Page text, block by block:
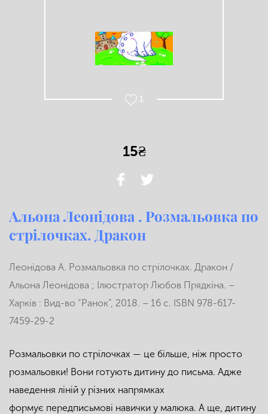
1
15₴
Альона Леонідова . Розмальовка по
стрілочках. Дракон
Леонідова А. Розмальовка по стрілочках. Дракон /
Альона Леонідова ; Ілюстратор Любов Прядкіна. –
Харків : Вид-во “Ранок”, 2018. – 16 с. ISBN 978-617-
7459-29-2
Розмальовки по стрілочках — це більше, ніж просто
розмальовки! Вони готують дитину до письма. Адже
наведення ліній у різних напрямках
формує передписьмові навички у малюка. А ще, дитину